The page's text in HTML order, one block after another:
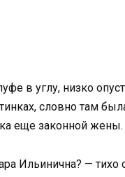
в углу, низко
словно там
еще законной
Ильинична? — тихо